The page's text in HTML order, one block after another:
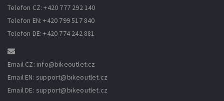
Telefon CZ: +420 777 292 140
Telefon EN: +420 799 517 840
Telefon DE: +420 774 242 881
Email CZ: info@bikeoutlet.cz
Email EN: support@bikeoutlet.cz
Email DE: support@bikeoutlet.cz